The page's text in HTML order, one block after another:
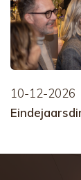
10-12-2026